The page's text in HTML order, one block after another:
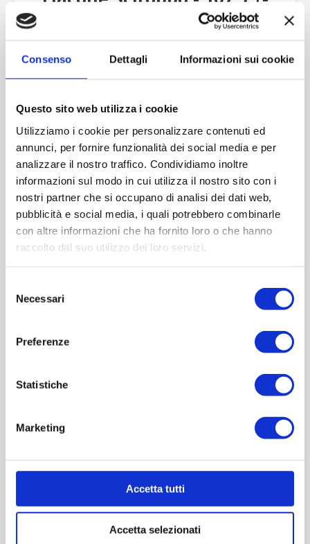
Consenso Dettagli Informazioni sui cookie
Questo sito web utilizza i cookie
Utilizziamo i cookie per personalizzare contenuti ed
annunci, per fornire funzionalità dei social media e per
analizzare il nostro traffico. Condividiamo inoltre
informazioni sul modo in cui utilizza il nostro sito con i
nostri partner che si occupano di analisi dei dati web,
pubblicità e social media, i quali potrebbero combinarle
con altre informazioni che ha fornito loro o che hanno
raccolto dal suo utilizzo dei loro servizi.
delNecessari
Preferenze
Statistiche
Marketing
Accetta tutti
Accetta selezionati
2,5 ml PP28 HP5077-100 VBIII
COD 5948
Contattaci
Imboccatura:pp28
Capacità (ml):107,5+-2,5
Peso (gr):75
Diametro (mm):51+-0,8
Altezza (mm):88+-0,8
Quantità per imballo (ordine minimo 1 collo):
Please select the address you want to ship to
OVERVIEW